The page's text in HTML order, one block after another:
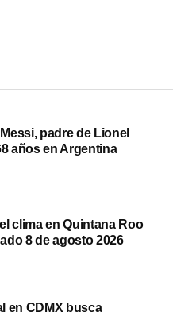
padre de Lionel
años en Argentina
clima en Quintana Roo
8 de agosto 2026
en CDMX busca